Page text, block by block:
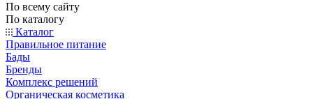
По всему сайту
По каталогу
Каталог
Правильное питание
Бады
Бренды
Комплекс решений
Органическая косметика